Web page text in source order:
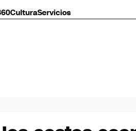
CulturaServicios